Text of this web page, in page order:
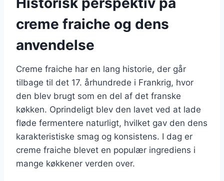
creme fraiche og dens
anvendelse
Creme fraiche har en lang historie, der går
tilbage til det 17. århundrede i Frankrig, hvor
den blev brugt som en del af det franske
køkken. Oprindeligt blev den lavet ved at lade
fløde fermentere naturligt, hvilket gav den dens
karakteristiske smag og konsistens. I dag er
creme fraiche blevet en populær ingrediens i
mange køkkener verden over.